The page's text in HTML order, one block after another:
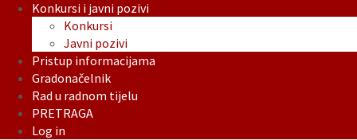
Konkursi i javni pozivi
Konkursi
Javni pozivi
Pristup informacijama
Gradonačelnik
Rad u radnom tijelu
PRETRAGA
Log in